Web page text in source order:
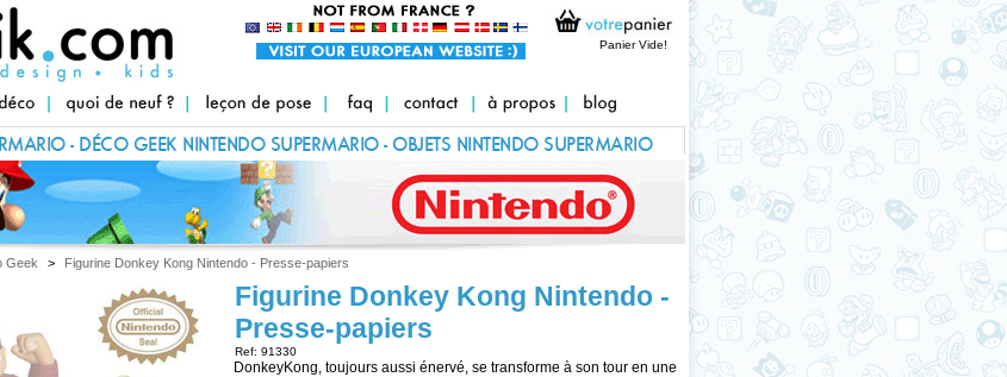
Panier Vide!
- DÉCO GEEK NINTENDO SUPERMARIO - OBJETS NINTENDO SUPERMARIO
GADGETS GEEKET OBJETS
INSOLITES
Geek > Figurine Donkey Kong Nintendo - Presse-papiers
Figurine Donkey Kong Nintendo -
Presse-papiers
Ref: 91330
DonkeyKong, toujours aussi énervé, se transforme à son tour en une